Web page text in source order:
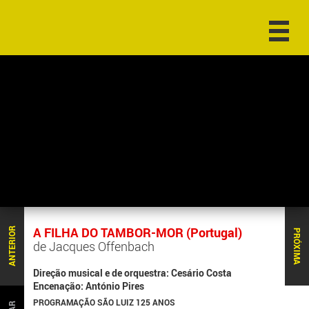
PRÓXIMA
ANTERIOR
A FILHA DO TAMBOR-MOR (Portugal)
de Jacques Offenbach
Direção musical e de orquestra: Cesário Costa
Encenação: António Pires
PROGRAMAÇÃO SÃO LUIZ 125 ANOS